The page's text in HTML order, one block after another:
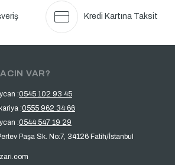
Kredi Kartına Taksit
VAR?
:0545 102 93 45
:0555 962 34 66
:0544 547 19 29
Paşa Sk. No:7, 34126 Fatih/İstanbul